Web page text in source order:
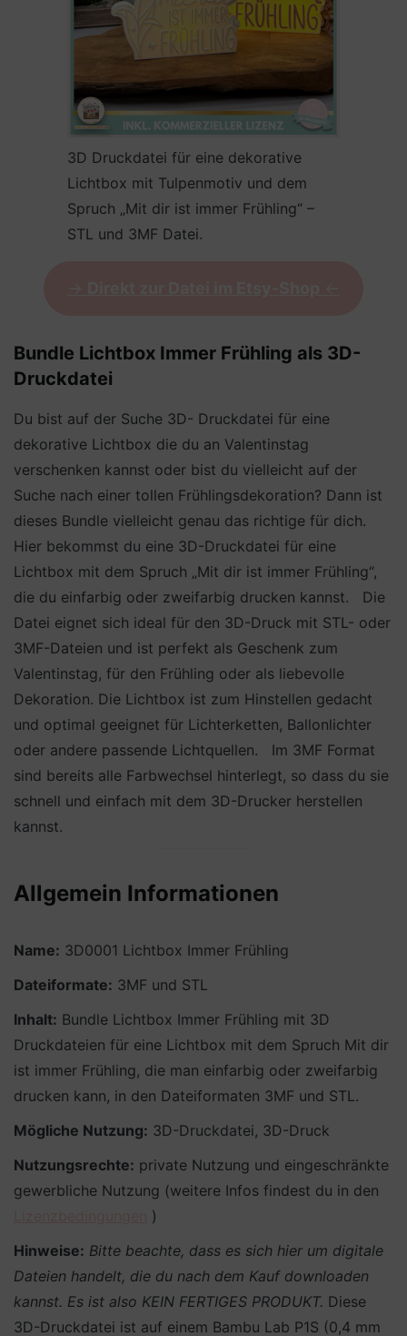
3D Druckdatei für eine dekorative
Lichtbox mit Tulpenmotiv und dem
Spruch „Mit dir ist immer Frühling“ –
STL und 3MF Datei.
Bundle Lichtbox Immer Frühling als 3D-
Druckdatei
Du bist auf der Suche 3D- Druckdatei für eine
dekorative Lichtbox die du an Valentinstag
verschenken kannst oder bist du vielleicht auf der
Suche nach einer tollen Frühlingsdekoration? Dann ist
dieses Bundle vielleicht genau das richtige für dich.
Hier bekommst du eine 3D-Druckdatei für eine
Lichtbox mit dem Spruch „Mit dir ist immer Frühling“,
die du einfarbig oder zweifarbig drucken kannst. Die
Datei eignet sich ideal für den 3D-Druck mit STL- oder
3MF-Dateien und ist perfekt als Geschenk zum
Valentinstag, für den Frühling oder als liebevolle
Dekoration. Die Lichtbox ist zum Hinstellen gedacht
und optimal geeignet für Lichterketten, Ballonlichter
oder andere passende Lichtquellen. Im 3MF Format
sind bereits alle Farbwechsel hinterlegt, so dass du sie
schnell und einfach mit dem 3D-Drucker herstellen
kannst.
Allgemein Informationen
Name: 3D0001 Lichtbox Immer Frühling
Dateiformate: 3MF und STL
Inhalt: Bundle Lichtbox Immer Frühling mit 3D
Druckdateien für eine Lichtbox mit dem Spruch Mit dir
ist immer Frühling, die man einfarbig oder zweifarbig
drucken kann, in den Dateiformaten 3MF und STL.
Mögliche Nutzung: 3D-Druckdatei, 3D-Druck
Nutzungsrechte: private Nutzung und eingeschränkte
gewerbliche Nutzung (weitere Infos findest du in den
)
Hinweise: Bitte beachte, dass es sich hier um digitale
Dateien handelt, die du nach dem Kauf downloaden
kannst. Es ist also KEIN FERTIGES PRODUKT. Diese
3D-Druckdatei ist auf einem Bambu Lab P1S (0,4 mm